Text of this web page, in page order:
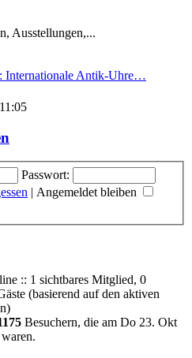
Ausstellungen,...
Internationale Antik-Uhre…
Passwort:
| Angemeldet bleiben
:: 1 sichtbares Mitglied, 0
(basierend auf den aktiven
Besuchern, die am Do 23. Okt